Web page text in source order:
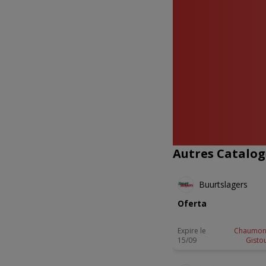
Autres NOUVEAU
Buurtslagers
Oferta
Expire le
15/09